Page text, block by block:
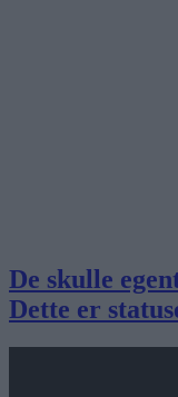
De skulle
Dette er